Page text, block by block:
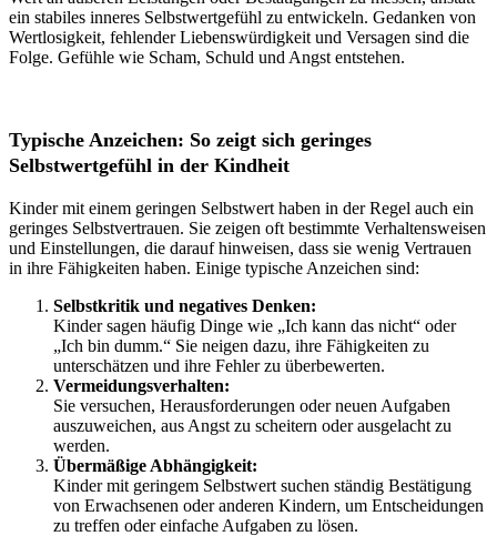
ein stabiles inneres Selbstwertgefühl zu entwickeln. Gedanken von
Wertlosigkeit, fehlender Liebenswürdigkeit und Versagen sind die
Folge. Gefühle wie Scham, Schuld und Angst entstehen.
Typische Anzeichen: So zeigt sich geringes
Selbstwertgefühl in der Kindheit
Kinder mit einem geringen Selbstwert haben in der Regel auch ein
geringes Selbstvertrauen. Sie zeigen oft bestimmte Verhaltensweisen
und Einstellungen, die darauf hinweisen, dass sie wenig Vertrauen
in ihre Fähigkeiten haben. Einige typische Anzeichen sind:
Selbstkritik und negatives Denken:
Kinder sagen häufig Dinge wie „Ich kann das nicht“ oder
„Ich bin dumm.“ Sie neigen dazu, ihre Fähigkeiten zu
unterschätzen und ihre Fehler zu überbewerten.
Vermeidungsverhalten:
Sie versuchen, Herausforderungen oder neuen Aufgaben
auszuweichen, aus Angst zu scheitern oder ausgelacht zu
werden.
Übermäßige Abhängigkeit:
Kinder mit geringem Selbstwert suchen ständig Bestätigung
von Erwachsenen oder anderen Kindern, um Entscheidungen
zu treffen oder einfache Aufgaben zu lösen.